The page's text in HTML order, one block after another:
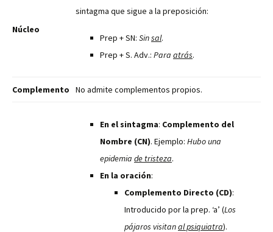
Núcleo
sintagma que sigue a la preposición:
Prep + SN: Sinsal.
Prep + S. Adv.: Para atrás.
Complemento No admite complementos propios.
En el sintagma: Complemento del
Nombre (CN). Ejemplo: Hubo una
epidemia de tristeza.
En la oración:
Complemento Directo (CD):
Introducido por la prep. ‘a’ (Los
pájaros visitanal psiquiatra).